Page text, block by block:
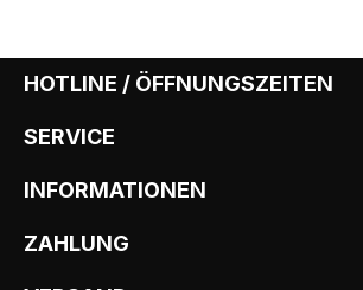
HOTLINE / ÖFFNUNGSZEITEN
SERVICE
INFORMATIONEN
ZAHLUNG